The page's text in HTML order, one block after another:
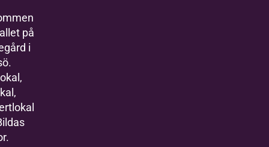
på
i